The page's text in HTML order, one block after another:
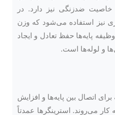
خاصیت ضدزنگی نیز دارد. در
نیز استفاده می‌شود که وزن
پایه‌ها حفظ تعادل و ایجاد
و لوله‌ها است.
اتصال بین پایه‌ها و افزایش
می‌روند. استرینگرها عمدتاً